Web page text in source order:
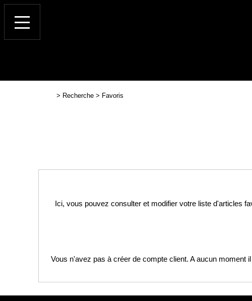
> Recherche > Favoris
Ici, vous pouvez consulter et modifier votre liste d'articles
Vous n'avez pas à créer de compte client. A aucun